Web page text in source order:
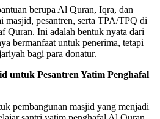
berupa Al Quran, Iqra, dan
masjid, pesantren, serta TPA/TPQ di
Quran. Ini adalah bentuk nyata dari
bermanfaat untuk penerima, tetapi
bagi para donatur.
untuk Pesantren Yatim Penghafal
pembangunan masjid yang menjadi